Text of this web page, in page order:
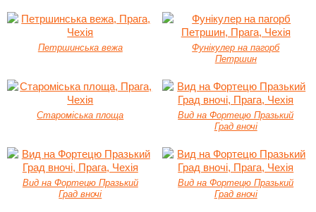
Петршинська вежа
Фунікулер на пагорб
Петршин
Староміська площа
Вид на Фортецю Празький
Град вночі
Вид на Фортецю Празький
Град вночі
Вид на Фортецю Празький
Град вночі